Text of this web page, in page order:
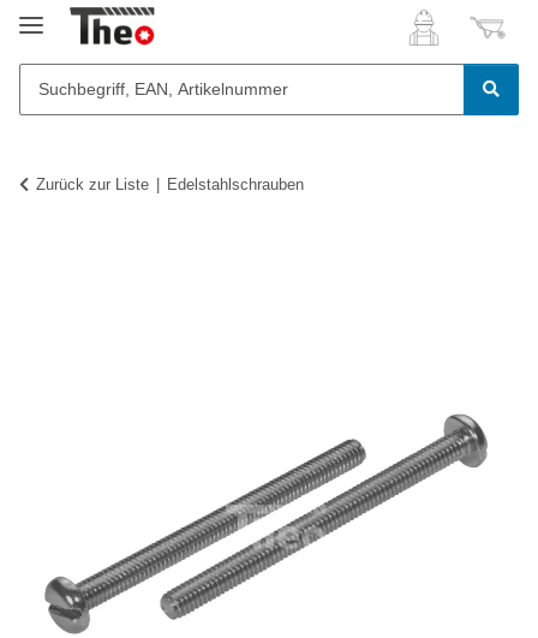
Zurück zur Liste Edelstahlschrauben